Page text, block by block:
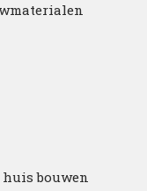
bouwen